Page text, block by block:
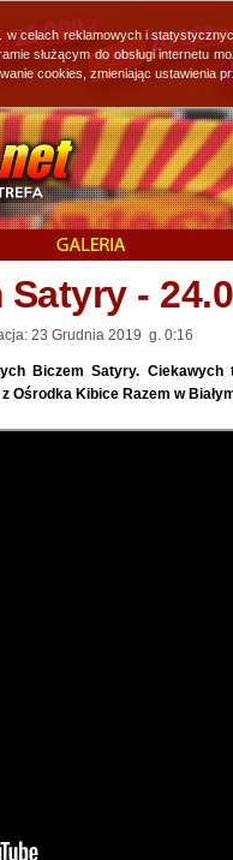
-
23 Grudnia 2019 g. 0:16
Biczem Satyry.
Ośrodka Kibice Razem w
celach reklamowych i
służącym do obsługi
cookies, zmieniając ustawienia